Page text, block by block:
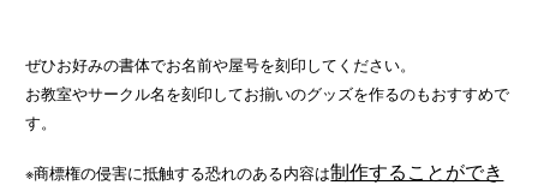
ぜひお好みの書体でお名前や屋号を刻印してください。
お教室やサークル名を刻印してお揃いのグッズを作るのもおすすめで
す。
※商標権の侵害に抵触する恐れのある内容は制作することができ